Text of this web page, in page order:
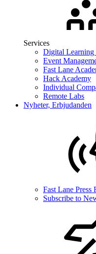
Services
Digital Learning
Event
Fast Lane
Hack Academy
Individual
Remote Labs
Nyheter, Erbjudanden
Fast Lane Press
Subscribe to